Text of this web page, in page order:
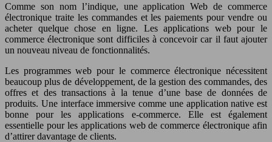
Comme son nom l’indique, une application Web de commerce
électronique traite les commandes et les paiements pour vendre ou
acheter quelque chose en ligne. Les applications web pour le
commerce électronique sont difficiles à concevoir car il faut ajouter
un nouveau niveau de fonctionnalités.
Les programmes web pour le commerce électronique nécessitent
beaucoup plus de développement, de la gestion des commandes, des
offres et des transactions à la tenue d’une base de données de
produits. Une interface immersive comme une application native est
bonne pour les applications e-commerce. Elle est également
essentielle pour les applications web de commerce électronique afin
d’attirer davantage de clients.